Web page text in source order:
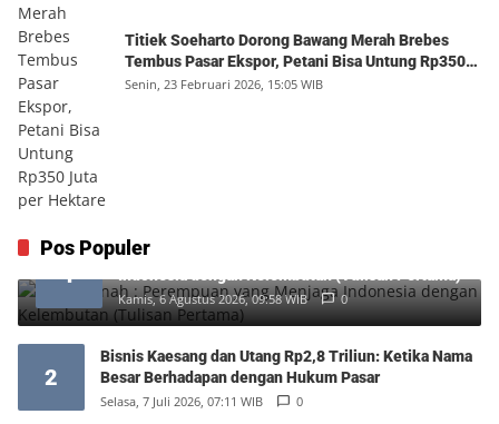
Titiek Soeharto Dorong Bawang Merah Brebes
Tembus Pasar Ekspor, Petani Bisa Untung Rp350
Juta per Hektare
Senin, 23 Februari 2026, 15:05 WIB
Pos Populer
1
Siti Hartinah : Perempuan yang Menjaga
Kamis, 6 Agustus 2026, 09:58 WIB 0
2
Bisnis Kaesang dan Utang Rp2,8 Triliun: Ketika Nama
Besar Berhadapan dengan Hukum Pasar
Selasa, 7 Juli 2026, 07:11 WIB 0